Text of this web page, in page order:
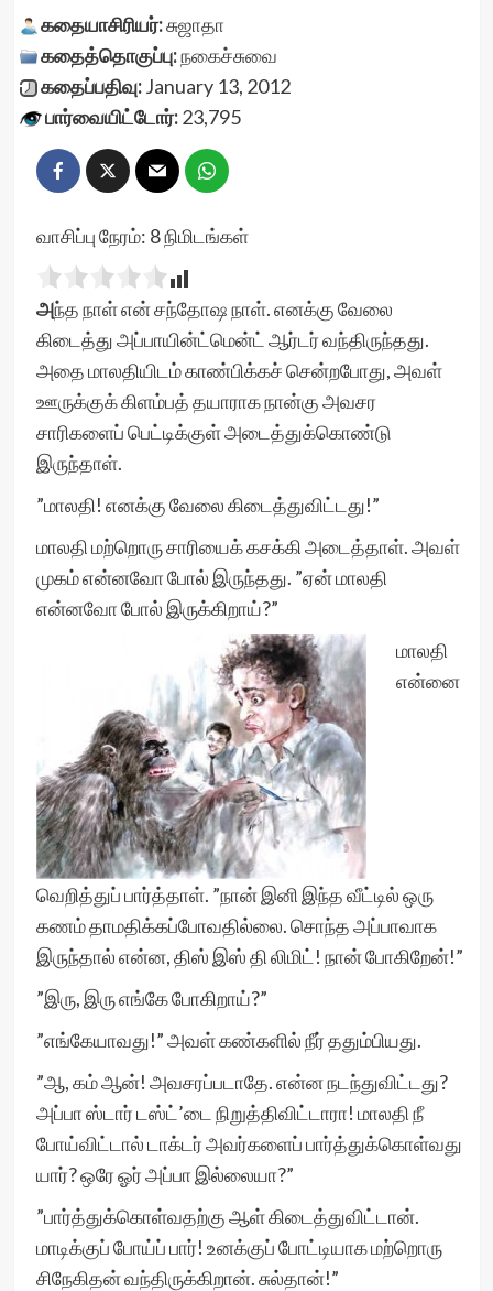
கதையாசிரியர்:சுஜாதா
கதைத்தொகுப்பு:நகைச்சுவை
கதைப்பதிவு:January 13, 2012
பார்வையிட்டோர்:23,795
வாசிப்பு நேரம்: 8நிமிடங்கள்
அந்த நாள் என் சந்தோஷ நாள். எனக்கு வேலை
கிடைத்து அப்பாயின்ட்மென்ட் ஆர்டர் வந்திருந்தது.
அதை மாலதியிடம் காண்பிக்கச் சென்றபோது, அவள்
ஊருக்குக் கிளம்பத் தயாராக நான்கு அவசர
சாரிகளைப் பெட்டிக்குள் அடைத்துக்கொண்டு
இருந்தாள்.
”மாலதி! எனக்கு வேலை கிடைத்துவிட்டது!”
மாலதி மற்றொரு சாரியைக் கசக்கி அடைத்தாள். அவள்
முகம் என்னவோ போல் இருந்தது. ”ஏன் மாலதி
என்னவோ போல் இருக்கிறாய்?”
மாலதி
என்னை
வெறித்துப் பார்த்தாள். ”நான் இனி இந்த வீட்டில் ஒரு
கணம் தாமதிக்கப்போவதில்லை. சொந்த அப்பாவாக
இருந்தால் என்ன, திஸ் இஸ் தி லிமிட்! நான் போகிறேன்!”
”இரு, இரு எங்கே போகிறாய்?”
”எங்கேயாவது!” அவள் கண்களில் நீர் ததும்பியது.
”ஆ, கம் ஆன்! அவசரப்படாதே. என்ன நடந்துவிட்டது?
அப்பா ஸ்டார் டஸ்ட்’டை நிறுத்திவிட்டாரா! மாலதி நீ
போய்விட்டால் டாக்டர் அவர்களைப் பார்த்துக்கொள்வது
யார்? ஒரே ஓர் அப்பா இல்லையா?”
”பார்த்துக்கொள்வதற்கு ஆள் கிடைத்துவிட்டான்.
மாடிக்குப் போய்ப் பார்! உனக்குப் போட்டியாக மற்றொரு
சிநேகிதன் வந்திருக்கிறான். சுல்தான்!”